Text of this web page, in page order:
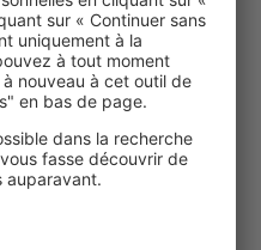
atteint une phase
faire de même.
d’une inflexion. En effet,
à leurs projets ou les
la figure et que les prix